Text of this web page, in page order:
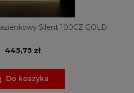
Silent 100CZ GOLD
445,75 zł
Do koszyka